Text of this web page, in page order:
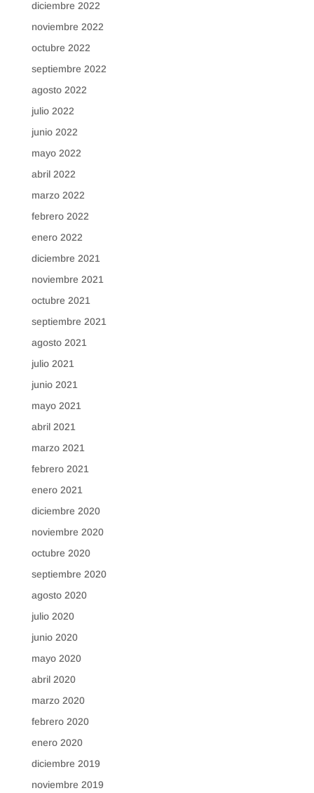
diciembre 2022
noviembre 2022
octubre 2022
septiembre 2022
agosto 2022
julio 2022
junio 2022
mayo 2022
abril 2022
marzo 2022
febrero 2022
enero 2022
diciembre 2021
noviembre 2021
octubre 2021
septiembre 2021
agosto 2021
julio 2021
junio 2021
mayo 2021
abril 2021
marzo 2021
febrero 2021
enero 2021
diciembre 2020
noviembre 2020
octubre 2020
septiembre 2020
agosto 2020
julio 2020
junio 2020
mayo 2020
abril 2020
marzo 2020
febrero 2020
enero 2020
diciembre 2019
noviembre 2019